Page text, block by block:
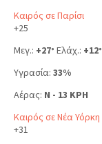
Καιρός σε Παρίσι
+25
Μεγ.: +27° Ελάχ.: +12°
Υγρασία: 33%
Αέρας: N - 13 KPH
Καιρός σε Νέα Υόρκη
+31